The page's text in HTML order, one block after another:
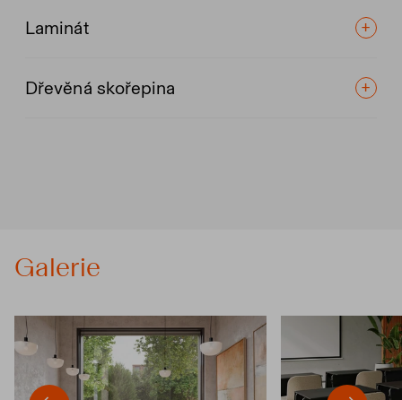
Laminát
Dřevěná skořepina
Galerie